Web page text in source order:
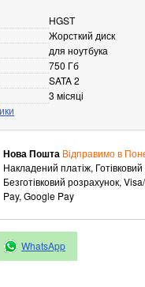
живлення
HGST
Жорсткий диск
для ноутбука
750 Гб
SATA 2
3 місяці
Нова Пошта Відправимо в
Накладений платіж,
Безготівковий розрахунок,
Pay, Google Pay
WhatsApp